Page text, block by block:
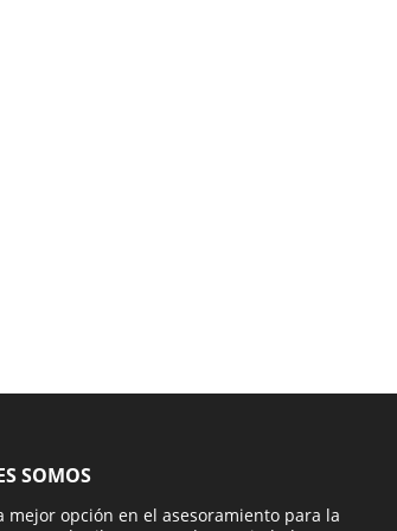
SOMOS
mejor opción en el asesoramiento para la